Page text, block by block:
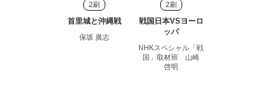
2刷
首里城と沖縄戦
保坂 廣志
2刷
戦国日本VSヨーロ
ッパ
NHKスペシャル「戦
国」取材班 山崎
啓明